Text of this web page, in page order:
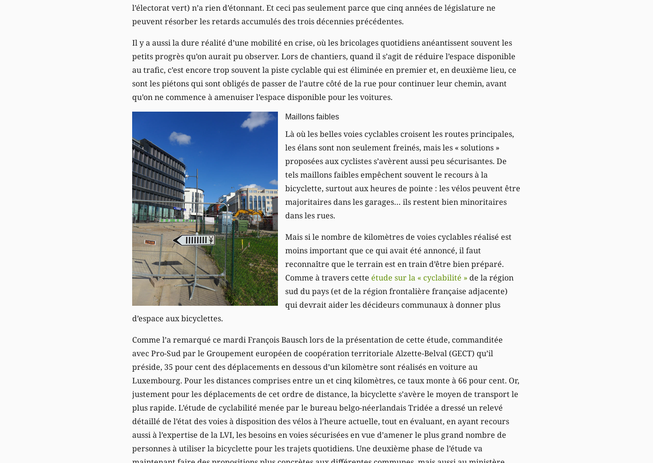
l’électorat vert) n’a rien d’étonnant. Et ceci pas seulement parce que cinq années de législature ne
peuvent résorber les retards accumulés des trois décennies précédentes.
Il y a aussi la dure réalité d’une mobilité en crise, où les bricolages quotidiens anéantissent souvent les
petits progrès qu’on aurait pu observer. Lors de chantiers, quand il s’agit de réduire l’espace disponible
au trafic, c’est encore trop souvent la piste cyclable qui est éliminée en premier et, en deuxième lieu, ce
sont les piétons qui sont obligés de passer de l’autre côté de la rue pour continuer leur chemin, avant
qu’on ne commence à amenuiser l’espace disponible pour les voitures.
Maillons faibles
Là où les belles voies cyclables croisent les routes principales,
les élans sont non seulement freinés, mais les « solutions »
proposées aux cyclistes s’avèrent aussi peu sécurisantes. De
tels maillons faibles empêchent souvent le recours à la
bicyclette, surtout aux heures de pointe : les vélos peuvent être
majoritaires dans les garages… ils restent bien minoritaires
dans les rues.
Mais si le nombre de kilomètres de voies cyclables réalisé est
moins important que ce qui avait été annoncé, il faut
reconnaître que le terrain est en train d’être bien préparé.
Comme à travers cette étude sur la « cyclabilité »de la région
sud du pays (et de la région frontalière française adjacente)
qui devrait aider les décideurs communaux à donner plus
d’espace aux bicyclettes.
Comme l’a remarqué ce mardi François Bausch lors de la présentation de cette étude, commanditée
avec Pro-Sud par le Groupement européen de coopération territoriale Alzette-Belval (GECT) qu’il
préside, 35 pour cent des déplacements en dessous d’un kilomètre sont réalisés en voiture au
Luxembourg. Pour les distances comprises entre un et cinq kilomètres, ce taux monte à 66 pour cent. Or,
justement pour les déplacements de cet ordre de distance, la bicyclette s’avère le moyen de transport le
plus rapide. L’étude de cyclabilité menée par le bureau belgo-néerlandais Tridée a dressé un relevé
détaillé de l’état des voies à disposition des vélos à l’heure actuelle, tout en évaluant, en ayant recours
aussi à l’expertise de la LVI, les besoins en voies sécurisées en vue d’amener le plus grand nombre de
personnes à utiliser la bicyclette pour les trajets quotidiens. Une deuxième phase de l’étude va